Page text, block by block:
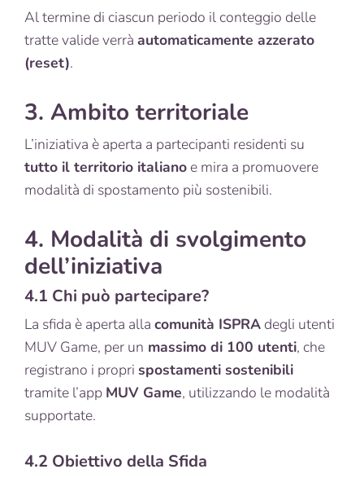
Al termine di ciascun periodo il conteggio delle
tratte valide verrà automaticamente azzerato
(reset).
3. Ambito territoriale
L’iniziativa è aperta a partecipanti residenti su
tutto il territorio italiano e mira a promuovere
modalità di spostamento più sostenibili.
4. Modalità di svolgimento
dell’iniziativa
4.1 Chi può partecipare?
La sfida è aperta alla comunità ISPRA degli utenti
MUV Game, per un massimo di 100 utenti, che
registrano i propri spostamenti sostenibili
tramite l’app MUV Game, utilizzando le modalità
supportate.
4.2 Obiettivo della Sfida